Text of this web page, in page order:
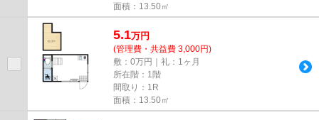
面積：13.50㎡
5.1万円
(管理費・共益費 3,000円)
敷：0万円｜礼：1ヶ月
所在階：1階
間取り：1R
面積：13.50㎡